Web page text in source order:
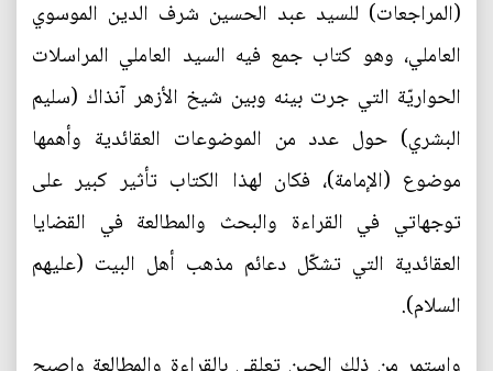
(المراجعات) للسيد عبد الحسين شرف الدين الموسوي
العاملي، وهو كتاب جمع فيه السيد العاملي المراسلات
الحواريّة التي جرت بينه وبين شيخ الأزهر آنذاك (سليم
البشري) حول عدد من الموضوعات العقائدية وأهمها
موضوع (الإمامة)، فكان لهذا الكتاب تأثير كبير على
توجهاتي في القراءة والبحث والمطالعة في القضايا
العقائدية التي تشكّل دعائم مذهب أهل البيت (عليهم
السلام).